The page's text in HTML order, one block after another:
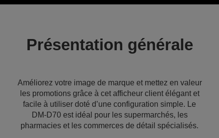
Présentation générale
Améliorez votre image de marque et mettez en valeur
les promotions grâce à cet afficheur client élégant et
facile à utiliser doté d’une configuration simple. Le
DM-D70 est idéal pour les supermarchés, les
pharmacies et les commerces de détail spécialisés.